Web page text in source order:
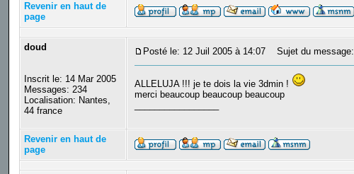
Revenir en haut de
page
doud
Inscrit le: 14 Mar 2005
Messages: 234
Localisation: Nantes,
44 france
Posté le: 12 Juil 2005 à 14:07 Sujet du message:
ALLELUJA !!! je te dois la vie 3dmin !
merci beaucoup beaucoup beaucoup
Revenir en haut de
page